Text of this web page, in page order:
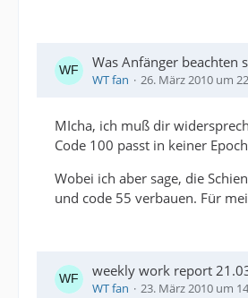
Was Anfänger beachten
WT fan 26. März 2010 um
MIcha, ich muß dir
Code 100 passt in keiner
Wobei ich aber sage, die
und code 55 verbauen. Für
weekly work report
WT fan 23. März 2010 um